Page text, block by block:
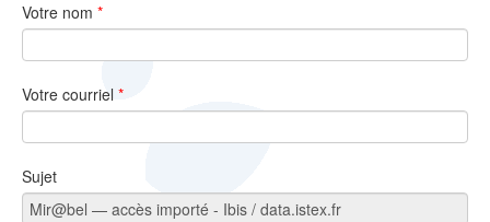
Votre nom *
Votre courriel *
Sujet